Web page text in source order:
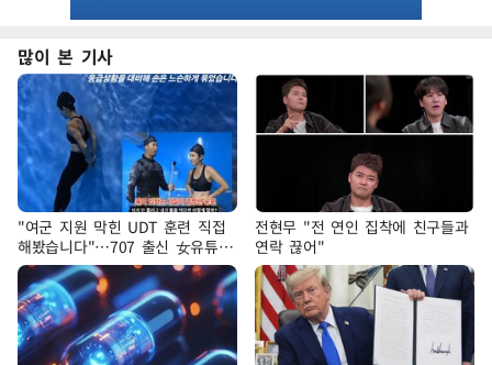
많이 본 기사
"여군 지원 막힌 UDT 훈련 직접
해봤습니다"…707 출신 女유튜버
'완벽 소화'
전현무 "전 연인 집착에 친구들과
연락 끊어"